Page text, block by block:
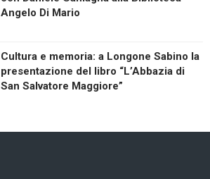
Angelo Di Mario
Cultura e memoria: a Longone Sabino la
presentazione del libro “L’Abbazia di
San Salvatore Maggiore”